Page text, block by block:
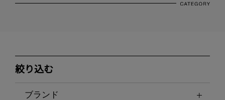
絞り込む
ブランド